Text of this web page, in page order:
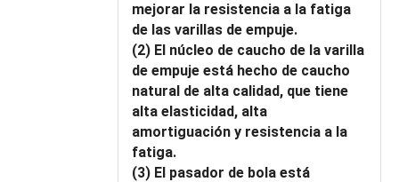
mejorar la resistencia a la fatiga
de las varillas de empuje.
(2) El núcleo de caucho de la varilla
de empuje está hecho de caucho
natural de alta calidad, que tiene
alta elasticidad, alta
amortiguación y resistencia a la
fatiga.
(3) El pasador de bola está